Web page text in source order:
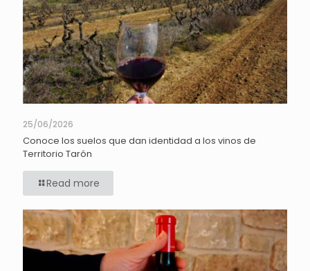
25/06/2026
Conoce los suelos que dan identidad a los vinos de
Territorio Tarón
Read more